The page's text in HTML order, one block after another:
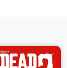
источник